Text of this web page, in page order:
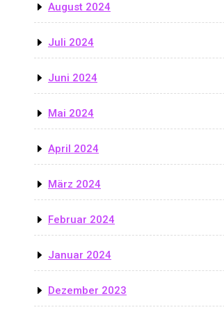
August 2024
Juli 2024
Juni 2024
Mai 2024
April 2024
März 2024
Februar 2024
Januar 2024
Dezember 2023